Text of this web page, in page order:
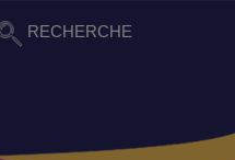
RECHERCHE